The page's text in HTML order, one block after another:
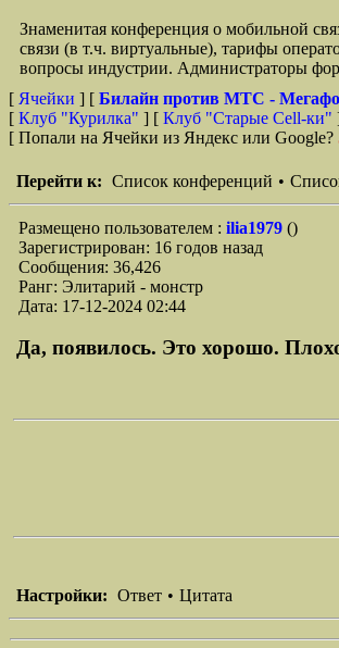
Знаменитая конференция о мобильной
связи (в т.ч. виртуальные), тарифы
вопросы индустрии. Администраторы
[ Ячейки ] [ Билайн против МТС -
[ Клуб "Курилка" ] [ Клуб "Старые Сell-ки"
[ Попали на Ячейки из Яндекс или Google?
Перейти к: Список конференций •
Размещено пользователем : ilia1979 ()
Зарегистрирован: 16 годов назад
Сообщения: 36,426
Ранг: Элитарий - монстр
Дата: 17-12-2024 02:44
Да, появилось. Это хорошо.
Настройки: Ответ • Цитата